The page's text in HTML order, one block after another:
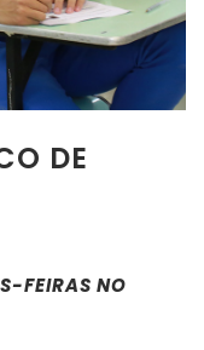
DE
FEIRAS NO